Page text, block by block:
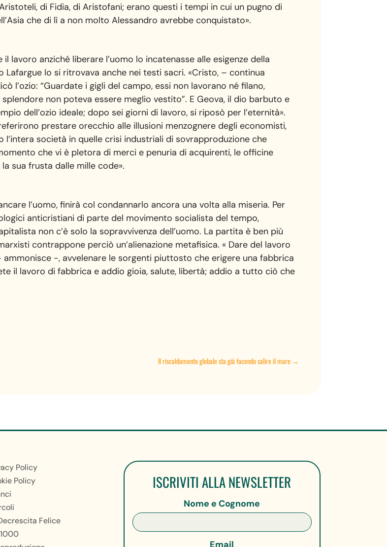
di Fidia, di Aristofani; erano questi i tempi in cui un pugno di
che di lì a non molto Alessandro avrebbe conquistato».
lavoro anziché liberare l’uomo lo incatenasse alle esigenze della
lo si ritrovava anche nei testi sacri. «Cristo, – continua
l’ozio: “Guardate i gigli del campo, essi non lavorano né filano,
non poteva essere meglio vestito”. E Geova, il dio barbuto e
dell’ozio ideale; dopo sei giorni di lavoro, si riposò per l’eternità».
prestare orecchio alle illusioni menzognere degli economisti,
società in quelle crisi industriali di sovrapproduzione che
che vi è pletora di merci e penuria di acquirenti, le officine
sua frusta dalle mille code».
l’uomo, finirà col condannarlo ancora una volta alla miseria. Per
anticristiani di parte del movimento socialista del tempo,
non c’è solo la sopravvivenza dell’uomo. La partita è ben più
contrappone perciò un’alienazione metafisica. « Dare del lavoro
-, avvelenare le sorgenti piuttosto che erigere una fabbrica
il lavoro di fabbrica e addio gioia, salute, libertà; addio a tutto ciò che
Il riscaldamento globale sta già facendo salire il mare→
Policy
Policy
Felice
ISCRIVITI ALLA NEWSLETTER
Nome e Cognome
Email